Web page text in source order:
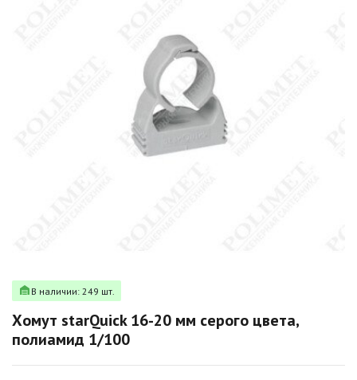
В наличии: 249 шт.
Хомут starQuick 16-20 мм серого цвета,
полиамид 1/100